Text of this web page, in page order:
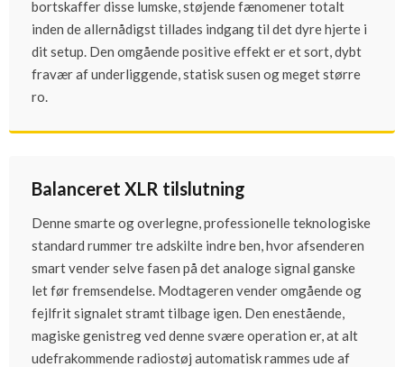
bortskaffer disse lumske, støjende fænomener totalt
inden de allernådigst tillades indgang til det dyre hjerte i
dit setup. Den omgående positive effekt er et sort, dybt
fravær af underliggende, statisk susen og meget større
ro.
Balanceret XLR tilslutning
Denne smarte og overlegne, professionelle teknologiske
standard rummer tre adskilte indre ben, hvor afsenderen
smart vender selve fasen på det analoge signal ganske
let før fremsendelse. Modtageren vender omgående og
fejlfrit signalet stramt tilbage igen. Den enestående,
magiske genistreg ved denne svære operation er, at alt
udefrakommende radiostøj automatisk rammes ude af